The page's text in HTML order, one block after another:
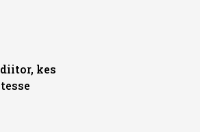
kes